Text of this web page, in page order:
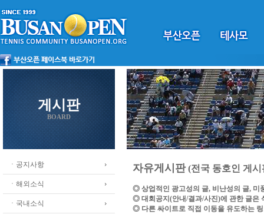
게시판
BOARD
ㆍ공지사항
ㆍ해외소식
ㆍ국내소식
자유게시판(전국 동호인 게시
◎ 상업적인 광고성의 글, 비난성의 글, 미
◎ 대회공지(안내/결과/사진)에 관한 글은
◎ 다른 싸이트로 직접 이동을 유도하는